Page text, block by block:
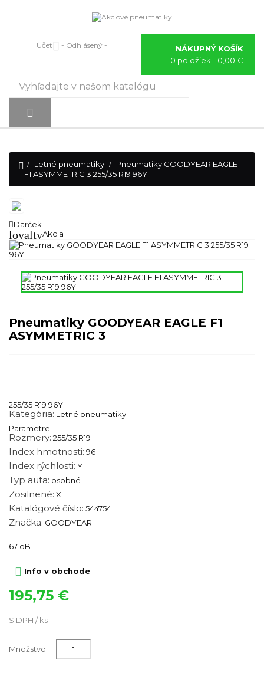
Účet  - Odhlásený -
NÁKUPNÝ KOŠÍK
0 položiek - 0,00 €
Prepnúť
navigáciu
☰

Letné pneumatiky
Pneumatiky GOODYEAR EAGLE
F1 ASYMMETRIC 3 255/35 R19 96Y
Darček
loyaltyAkcia
Pneumatiky GOODYEAR EAGLE F1
ASYMMETRIC 3
255/35 R19 96Y
Kategória: Letné pneumatiky
Parametre:
Rozmery: 255/35 R19
Index hmotnosti: 96
Index rýchlosti: Y
Typ auta: osobné
Zosilnené: XL
Katalógové číslo: 544754
Značka: GOODYEAR
67 dB
 Info v obchode
195,75 €
S DPH / ks
Množstvo